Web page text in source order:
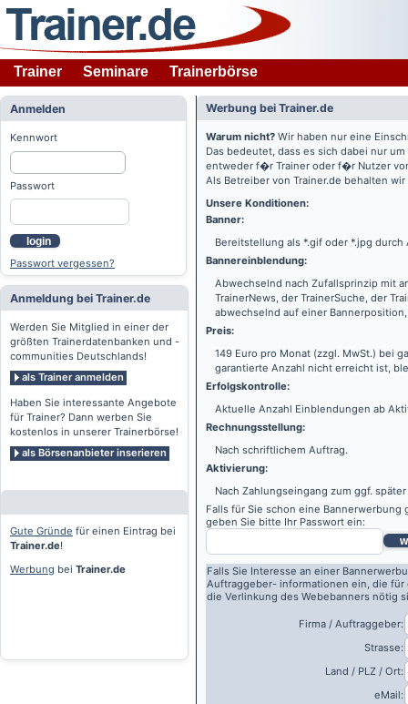
Trainer Seminare Trainerbörse
Anmelden
Kennwort
Passwort
login
Passwort vergessen?
Anmeldung bei Trainer.de
Werden Sie Mitglied in einer der
größten Trainerdatenbanken und -
communities Deutschlands!
als Trainer anmelden
Haben Sie interessante Angebote
für Trainer? Dann werben Sie
kostenlos in unserer Trainerbörse!
als Börsenanbieter inserieren
Gute Gründe für einen Eintrag bei
Trainer.de!
Werbung bei Trainer.de
Werbung bei Trainer.de
Warum nicht? Wir haben nur eine
Das bedeutet, dass es sich dabei nur
entweder f�r Trainer oder f�r Nutzer
Als Betreiber von Trainer.de behalten
Unsere Konditionen:
Banner:
Bereitstellung als *.gif oder *.jpg durch
Bannereinblendung:
Abwechselnd nach Zufallsprinzip mit
TrainerNews, der TrainerSuche, der
abwechselnd auf einer
Preis:
149 Euro pro Monat (zzgl. MwSt.) bei
garantierte Anzahl nicht erreicht ist,
Erfolgskontrolle:
Aktuelle Anzahl Einblendungen ab
Rechnungsstellung:
Nach schriftlichem Auftrag.
Aktivierung:
Nach Zahlungseingang zum ggf.
Falls für Sie schon eine Bannerwerbung
geben Sie bitte Ihr Passwort ein:
Falls Sie Interesse an einer
Auftraggeber- informationen ein, die
die Verlinkung des Webebanners nötig
Firma / Auftraggeber:
Strasse:
Land / PLZ / Ort:
eMail: